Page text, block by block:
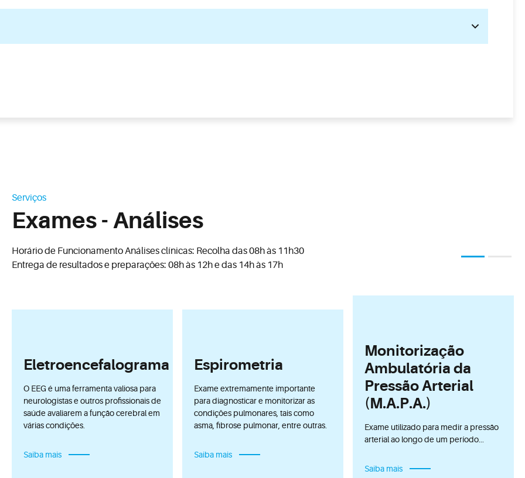
Serviços
Exames - Análises
Horário de Funcionamento Análises clínicas: Recolha das 08h às 11h30
Entrega de resultados e preparações: 08h às 12h e das 14h às 17h
Eletroencefalograma
O EEG é uma ferramenta valiosa para
neurologistas e outros profissionais de
saúde avaliarem a função cerebral em
várias condições.
Saiba mais
Espirometria
Exame extremamente importante
para diagnosticar e monitorizar as
condições pulmonares, tais como
asma, fibrose pulmonar, entre outras.
Saiba mais
Monitorização
Ambulatória da
Pressão Arterial
(M.A.P.A.)
Exame utilizado para medir a pressão
arterial ao longo de um período...
Saiba mais
1 2